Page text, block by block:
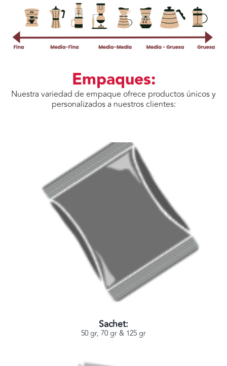
Empaques:
Nuestra variedad de empaque ofrece productos únicos y
personalizados a nuestros clientes:
Sachet:
50 gr, 70 gr & 125 gr